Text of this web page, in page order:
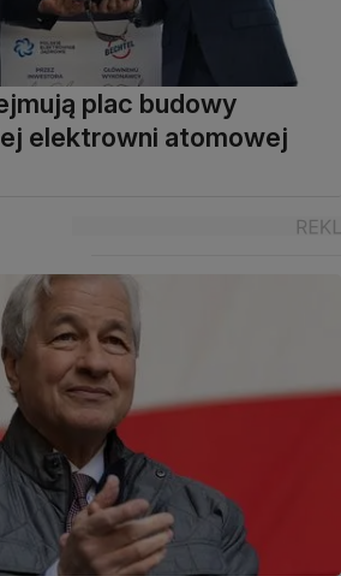
plac budowy
elektrowni atomowej